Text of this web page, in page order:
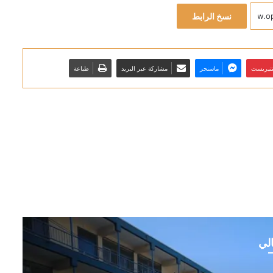
نسخ الرابط
ماسنجر مشاركة عبر البريد طباعة